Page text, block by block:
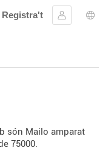
Registra't
Inicia la
són Mailo amparat
75000.